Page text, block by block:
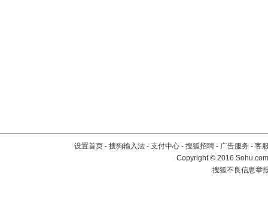
设置首页 - 搜狗输入法 - 支付中心 - 搜狐招聘 - 广告服务 - 客
Copyright©2016
搜狐不良信息举